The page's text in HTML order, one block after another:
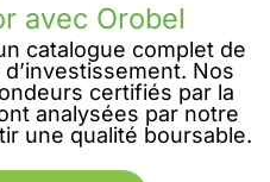
avec Orobel
catalogue complet de
Nos
certifiés par la
analysées par notre
une qualité boursable.